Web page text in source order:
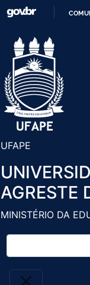
UFAPE
AGRESTE
MINISTÉRIO DA